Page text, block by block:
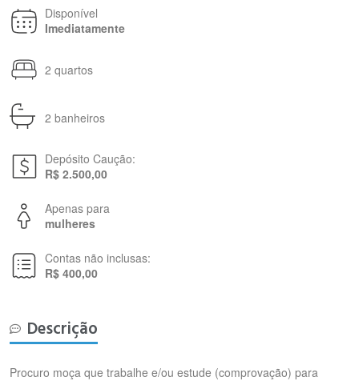
Disponível
Imediatamente
2 quartos
2 banheiros
Depósito Caução:
R$ 2.500,00
Apenas para
mulheres
Contas não inclusas:
R$ 400,00
Descrição
Procuro moça que trabalhe e/ou estude (comprovação) para